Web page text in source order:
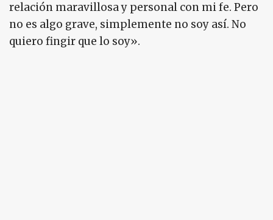
relación maravillosa y personal con mi fe. Pero
no es algo grave, simplemente no soy así. No
quiero fingir que lo soy».